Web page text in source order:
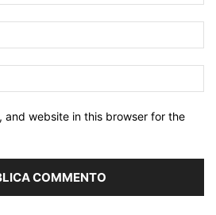
and website in this browser for the